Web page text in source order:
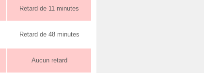
Retard de 11 minutes
Retard de 48 minutes
Aucun retard